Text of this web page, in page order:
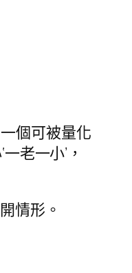
個可被量化
老一小’，
情形。